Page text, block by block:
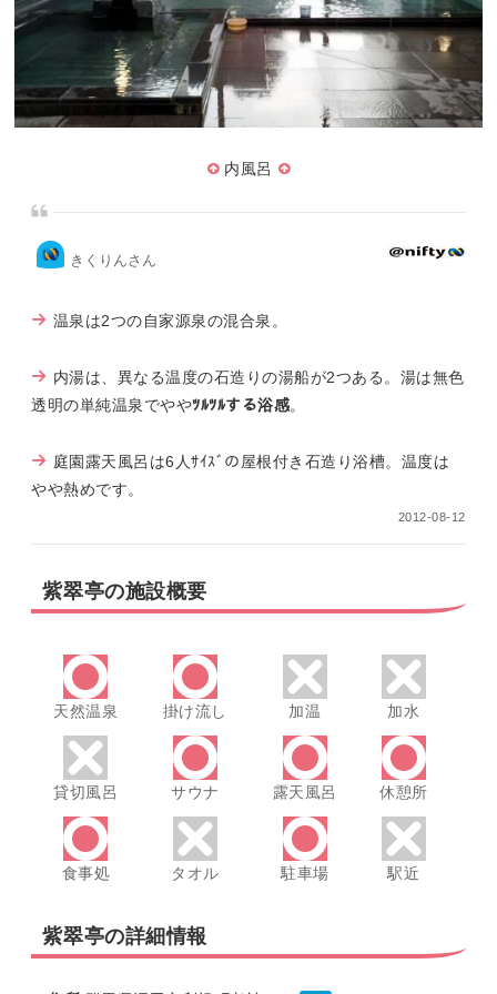
内風呂
きくりんさん
温泉は2つの自家源泉の混合泉。
内湯は、異なる温度の石造りの湯船が2つある。湯は無色
透明の単純温泉でややﾂﾙﾂﾙする浴感。
庭園露天風呂は6人ｻｲｽﾞの屋根付き石造り浴槽。温度は
やや熱めです。
2012-08-12
紫翠亭の施設概要
天然温泉 掛け流し 加温 加水
貸切風呂 サウナ 露天風呂 休憩所
食事処 タオル 駐車場 駅近
紫翠亭の詳細情報